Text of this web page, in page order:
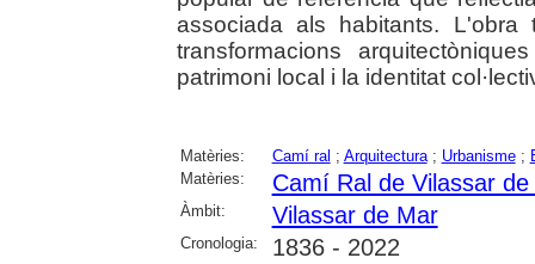
associada als habitants.
transformacions
patrimoni local i la identitat
Matèries: Camí ral ; Arquitectura; Urbanisme;
Matèries:
Camí Ral de Vilassar de
Àmbit: Vilassar de Mar
Cronologia: 1836 - 2022